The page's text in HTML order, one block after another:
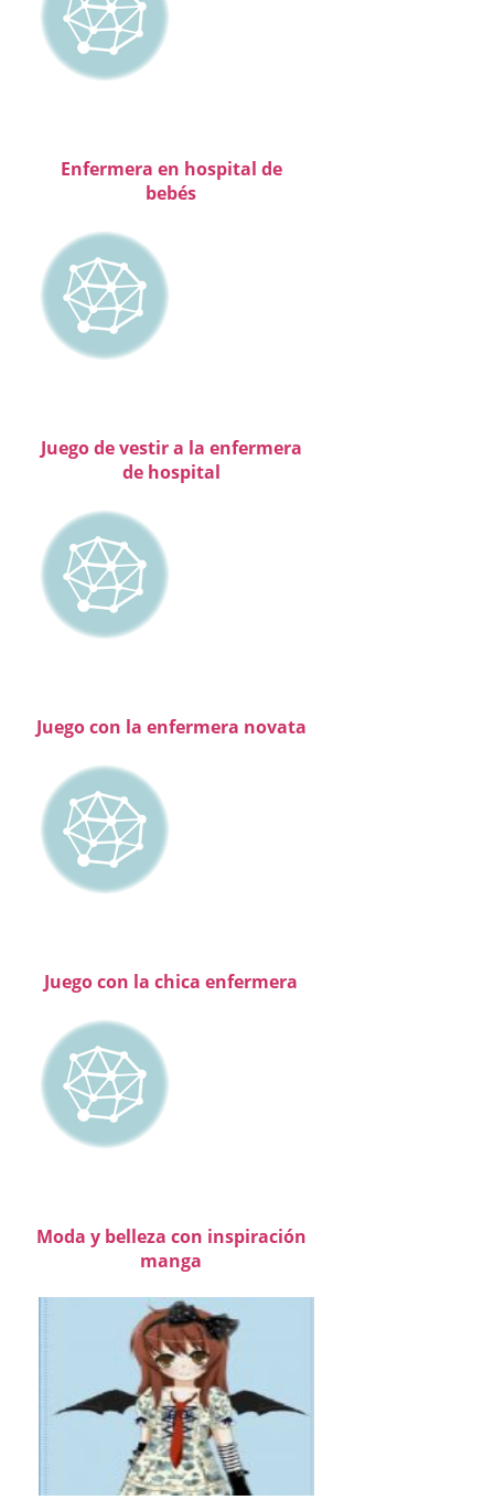
Enfermera en hospital de
bebés
Juego de vestir a la enfermera
de hospital
Juego con la enfermera novata
Juego con la chica enfermera
Moda y belleza con inspiración
manga